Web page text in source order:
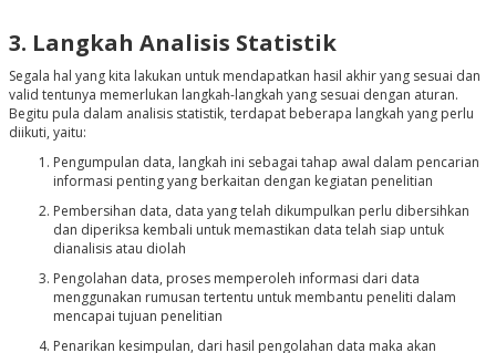
3. Langkah Analisis Statistik
Segala hal yang kita lakukan untuk mendapatkan hasil akhir yang sesuai dan
valid tentunya memerlukan langkah-langkah yang sesuai dengan aturan.
Begitu pula dalam analisis statistik, terdapat beberapa langkah yang perlu
diikuti, yaitu:
Pengumpulan data, langkah ini sebagai tahap awal dalam pencarian
informasi penting yang berkaitan dengan kegiatan penelitian
Pembersihan data, data yang telah dikumpulkan perlu dibersihkan
dan diperiksa kembali untuk memastikan data telah siap untuk
dianalisis atau diolah
Pengolahan data, proses memperoleh informasi dari data
menggunakan rumusan tertentu untuk membantu peneliti dalam
mencapai tujuan penelitian
Penarikan kesimpulan, dari hasil pengolahan data maka akan